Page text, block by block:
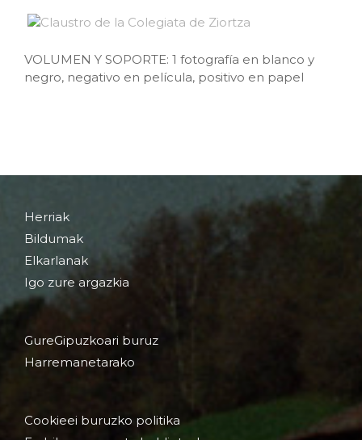
VOLUMEN Y SOPORTE: 1 fotografía en blanco y
negro, negativo en película, positivo en papel
Herriak
Bildumak
Elkarlanak
Igo zure argazkia
GureGipuzkoari buruz
Harremanetarako
Cookieei buruzko politika